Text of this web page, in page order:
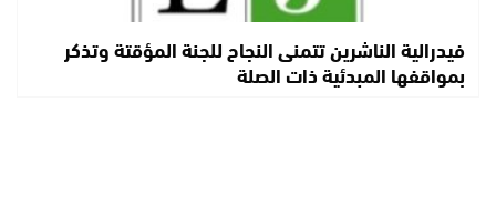
فيدرالية الناشرين تتمنى النجاح للجنة المؤقتة وتذكر
بمواقفها المبدئية ذات الصلة